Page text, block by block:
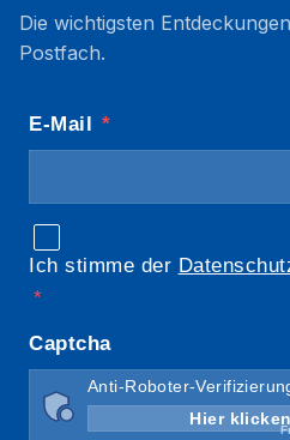
Die wichtigsten
Postfach.